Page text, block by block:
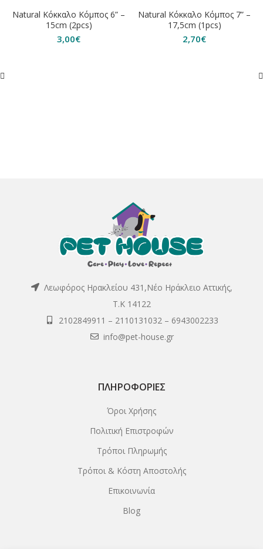
Natural Κόκκαλο Κόμπος 6” –
15cm (2pcs)
3,00€
Natural Κόκκαλο Κόμπος 7” –
17,5cm (1pcs)
2,70€
Λεωφόρος Ηρακλείου 431,Νέο Ηράκλειο Αττικής,
Τ.Κ 14122
2102849911 – 2110131032 – 6943002233
info@pet-house.gr
ΠΛΗΡΟΦΟΡΊΕΣ
Όροι Χρήσης
Πολιτική Επιστροφών
Τρόποι Πληρωμής
Τρόποι & Κόστη Αποστολής
Επικοινωνία
Blog